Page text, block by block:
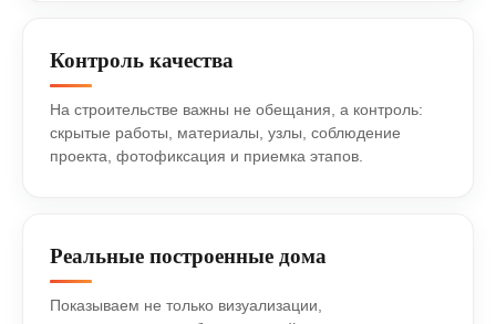
Контроль качества
На строительстве важны не обещания, а контроль:
скрытые работы, материалы, узлы, соблюдение
проекта, фотофиксация и приемка этапов.
Реальные построенные дома
Показываем не только визуализации,